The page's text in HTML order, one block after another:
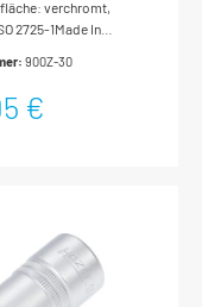
Tractionsprofil ·
verchromt,
2725-1Made In
Sechskant-
/ Länge: 50
900Z-30
€